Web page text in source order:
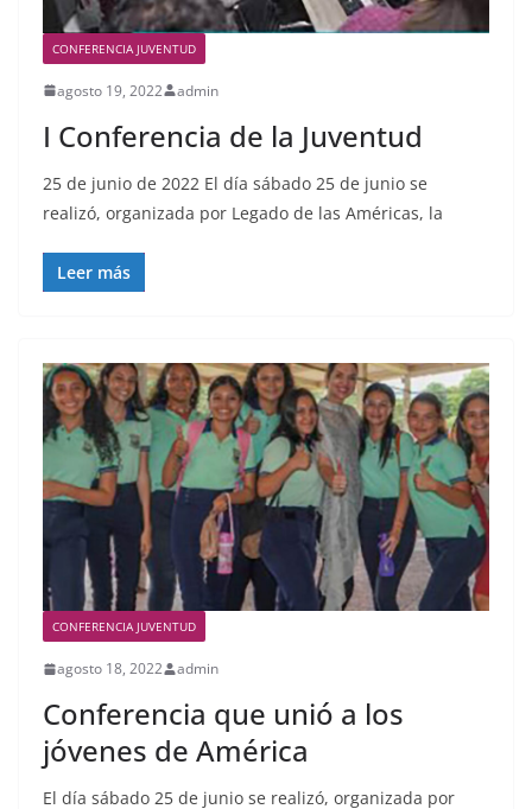
CONFERENCIA JUVENTUD
agosto 19, 2022 admin
I Conferencia de la Juventud
25 de junio de 2022 El día sábado 25 de junio se
realizó, organizada por Legado de las Américas, la
Leer más
CONFERENCIA JUVENTUD
agosto 18, 2022 admin
Conferencia que unió a los
jóvenes de América
El día sábado 25 de junio se realizó, organizada por